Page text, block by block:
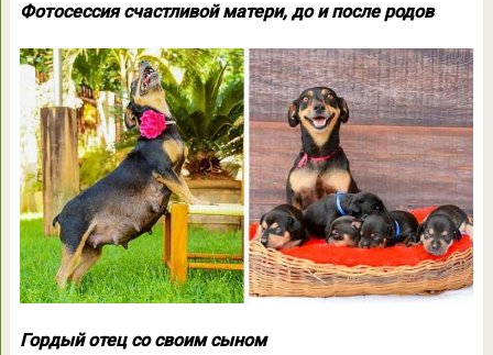
Фотосессия счастливой матери, до и после родов
Гордый отец со своим сыном